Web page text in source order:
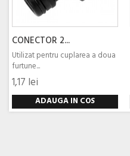
CONECTOR 2...
Utilizat pentru cuplarea a doua
furtune...
1,17 lei
ADAUGA IN COS